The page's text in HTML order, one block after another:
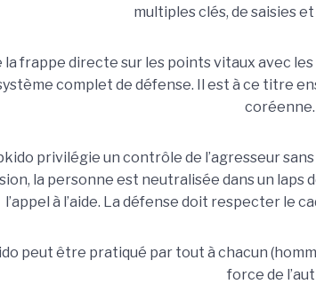
multiples clés, de saisies
la frappe directe sur les points vitaux avec
complet de défense. Il est à ce titre
coréenne.
privilégie un contrôle de l’agresseur
la personne est neutralisée dans un
l’appel à l’aide. La défense doit respecter le
peut être pratiqué par tout à chacun
force de